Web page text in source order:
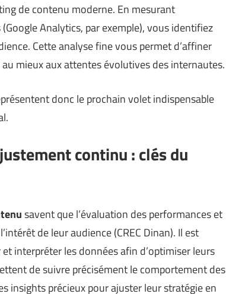
de contenu moderne. En mesurant
Analytics, par exemple), vous identifiez
Cette analyse fine vous permet d’affiner
mieux aux attentes évolutives des internautes.
donc le prochain volet indispensable
continu : clés du
savent que l’évaluation des performances et
de leur audience (CREC Dinan). Il est
interpréter les données afin d’optimiser leurs
de suivre précisément le comportement des
insights précieux pour ajuster leur stratégie en